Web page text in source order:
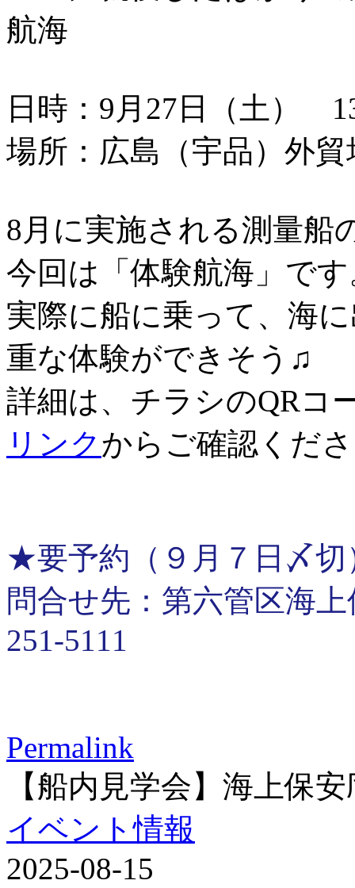
航海
日時：9月27日（土）
場所：広島（宇品）外
8月に実施される測量船
今回は「体験航海」で
実際に船に乗って、海
重な体験ができそう♫
詳細は、チラシのQRコ
リンクからご確認くだ
★要予約（９月７日〆切
問合せ先：第六管区海
251-5111
Permalink
【船内見学会】海上保
イベント情報
2025-08-15